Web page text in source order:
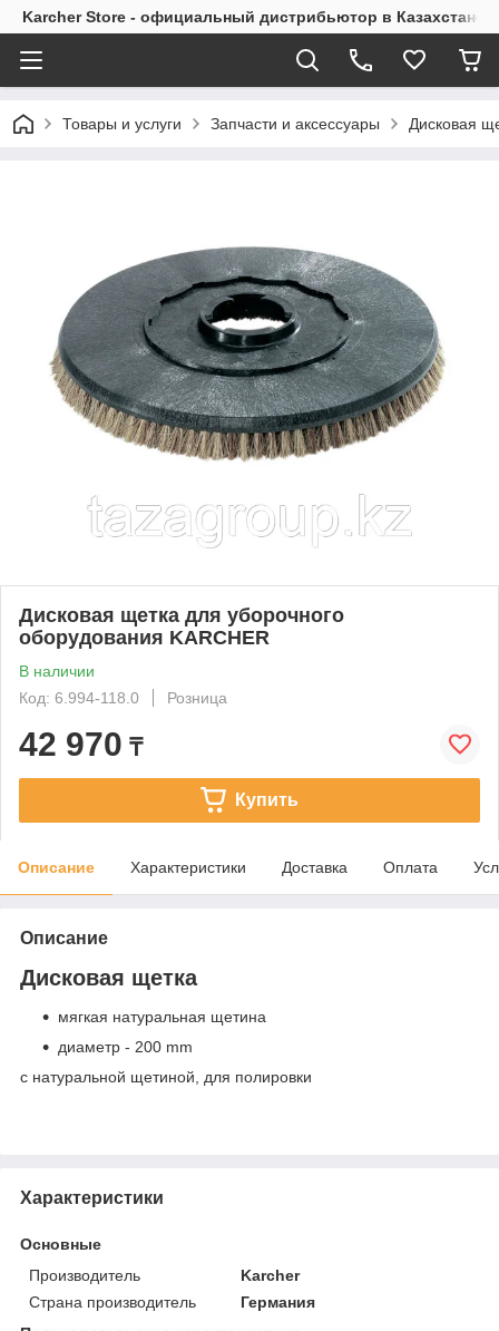
Karcher Store - официальный дистрибьютор в Казахстане
Товары и услуги Запчасти и аксессуары Дисковая
Дисковая щетка для уборочного
оборудования KARCHER
В наличии
Код: 6.994-118.0
Розница
42 970 ₸
Купить
Описание Характеристики Доставка Оплата
Описание
Дисковая щетка
мягкая натуральная щетина
диаметр - 200 mm
с натуральной щетиной, для полировки
Характеристики
Основные
Производитель
Karcher
Страна производитель
Германия